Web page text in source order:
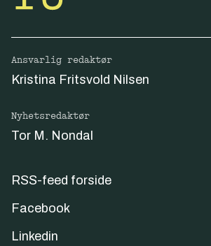
Ansvarlig redaktør
Kristina Fritsvold Nilsen
Nyhetsredaktør
Tor M. Nondal
RSS-feed forside
Facebook
Linkedin